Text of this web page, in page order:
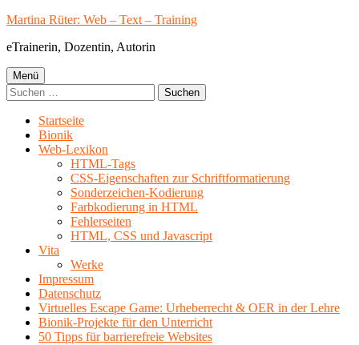
Springe
Inhalt
Martina Rüter: Web – Text – Training
eTrainerin, Dozentin, Autorin
Primäres
Menü
Menü
Suchen
nach:
Startseite
Bionik
Web-Lexikon
HTML-Tags
CSS-Eigenschaften zur Schriftformatierung
Sonderzeichen-Kodierung
Farbkodierung in HTML
Fehlerseiten
HTML, CSS und Javascript
Vita
Werke
Impressum
Datenschutz
Virtuelles Escape Game: Urheberrecht & OER in der Lehre
Bionik-Projekte für den Unterricht
50 Tipps für barrierefreie Websites